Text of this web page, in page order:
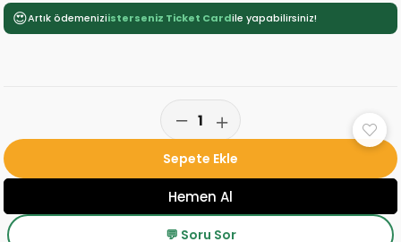
😍Artık ödemeniziisterseniz Ticket Cardile yapabilirsiniz!
💬 Soru Sor